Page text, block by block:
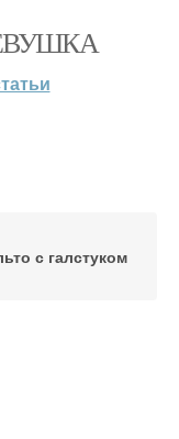
с галстуком